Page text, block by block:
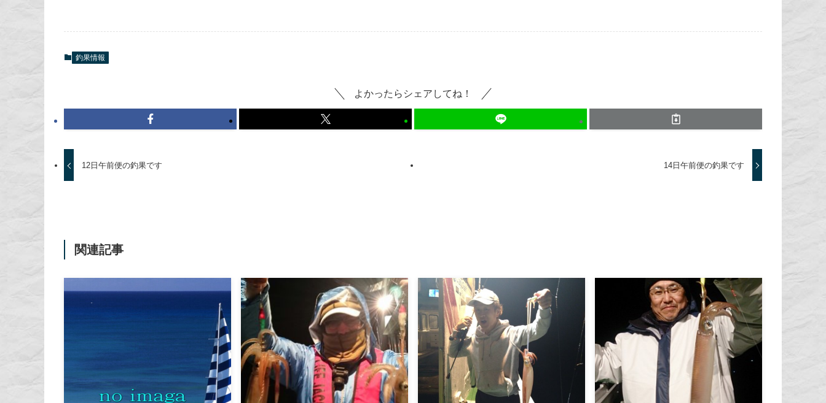
釣果情報
よかったらシェアしてね！
12日午前便の釣果です 14日午前便の釣果です
関連記事